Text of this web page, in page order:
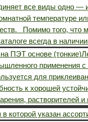
все виды одно —
температуре
Помимо того, что
всегда в
ПЭТ основе (тонкие)
применения
для
к хорошей
растворителей
в которой указан